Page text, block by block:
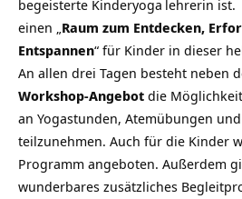
begeisterte Kinderyoga lehrerin ist.
einen „Raum zum Entdecken,
Entspannen“ für Kinder in dieser
An allen drei Tagen besteht neben
Workshop-Angebot die
an Yogastunden, Atemübungen
teilzunehmen. Auch für die Kinder
Programm angeboten. Außerdem
wunderbares zusätzliches